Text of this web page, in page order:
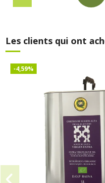
Les clients qui ont
-4,59%